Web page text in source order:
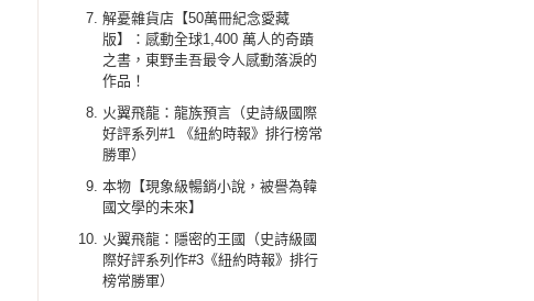
解憂雜貨店【50萬冊紀念愛藏
版】：感動全球1,400 萬人的奇蹟
之書，東野圭吾最令人感動落淚的
作品！
火翼飛龍：龍族預言（史詩級國際
好評系列#1 《紐約時報》排行榜常
勝軍）
本物【現象級暢銷小說，被譽為韓
國文學的未來】
火翼飛龍：隱密的王國（史詩級國
際好評系列作#3《紐約時報》排行
榜常勝軍）